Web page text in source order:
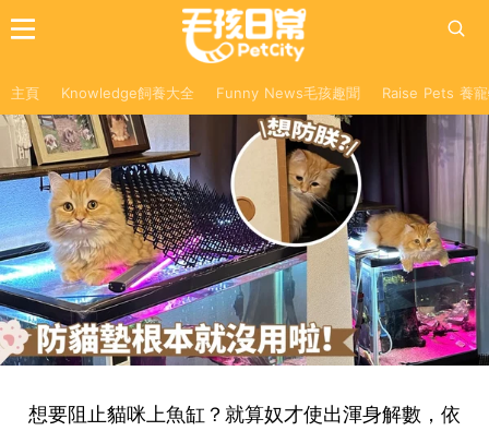
主頁 Knowledge飼養大全 Funny News毛孩趣聞 Raise Pets 養
想要阻止貓咪上魚缸？就算奴才使出渾身解數，依